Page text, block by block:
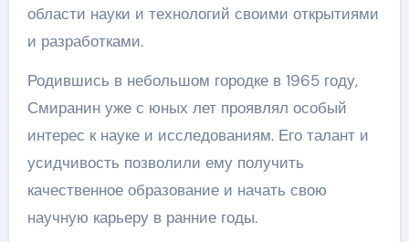
области науки и технологий своими открытиями
и разработками.
Родившись в небольшом городке в 1965 году,
Смиранин уже с юных лет проявлял особый
интерес к науке и исследованиям. Его талант и
усидчивость позволили ему получить
качественное образование и начать свою
научную карьеру в ранние годы.